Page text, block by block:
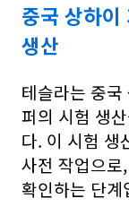
중국 상하이
생산
테슬라는 중국
퍼의 시험 생
다. 이 시험 생
사전 작업으로
확인하는 단계